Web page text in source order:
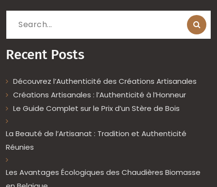
Search
Recent Posts
Découvrez l’Authenticité des Créations Artisanales
Créations Artisanales : l’Authenticité à l’Honneur
Le Guide Complet sur le Prix d’un Stère de Bois
La Beauté de l’Artisanat : Tradition et Authenticité
Réunies
Les Avantages Écologiques des Chaudières Biomasse